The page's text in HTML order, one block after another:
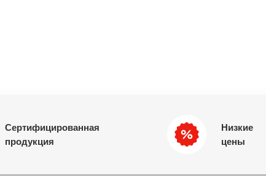
Сертифицированная
продукция
Низкие
цены